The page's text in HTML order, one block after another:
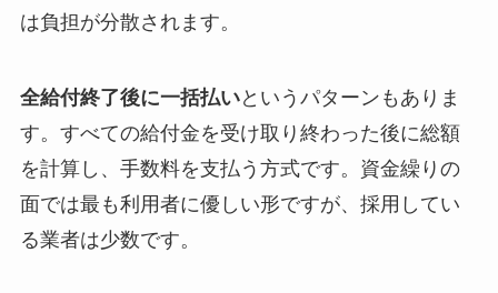
は負担が分散されます。
全給付終了後に一括払いというパターンもありま
す。すべての給付金を受け取り終わった後に総額
を計算し、手数料を支払う方式です。資金繰りの
面では最も利用者に優しい形ですが、採用してい
る業者は少数です。